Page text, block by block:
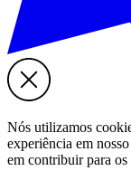
Nós utilizamos
experiência em
em contribuir para os